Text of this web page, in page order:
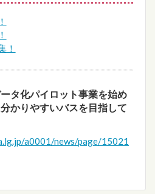
！
タ化パイロット事業を始め
かりやすいバスを目指して
a0001/news/page/15021